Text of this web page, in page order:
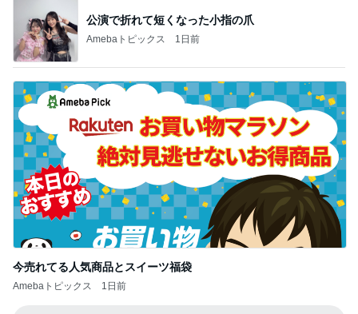
公演で折れて短くなった小指の爪
Amebaトピックス 1日前
今売れてる人気商品とスイーツ福袋
Amebaトピックス 1日前